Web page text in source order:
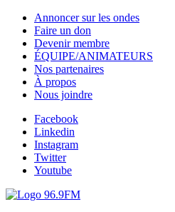
Annoncer sur les ondes
Faire un don
Devenir membre
ÉQUIPE/ANIMATEURS
Nos partenaires
À propos
Nous joindre
Facebook
Linkedin
Instagram
Twitter
Youtube